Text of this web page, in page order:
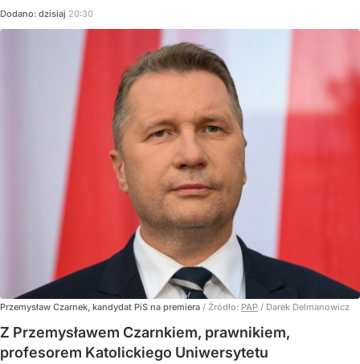
Dodano: dzisiaj 20:30
Przemysław Czarnek, kandydat PiS na premiera / Źródło: PAP / Darek Delmanowicz
Z Przemysławem Czarnkiem, prawnikiem,
profesorem Katolickiego Uniwersytetu